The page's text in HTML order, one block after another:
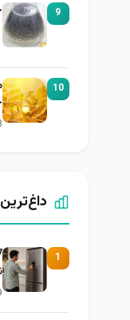
9
10
داغ‌ترین ۳ ماه
1